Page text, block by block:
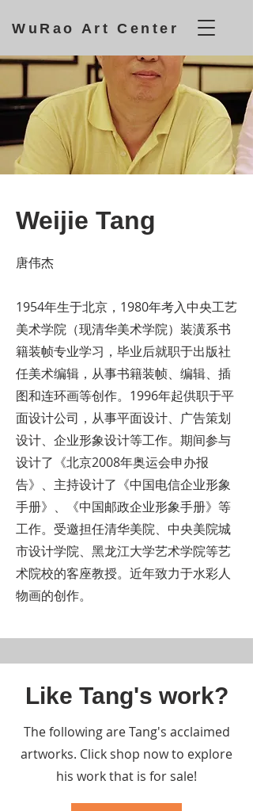
WuRao Art Center
Weijie Tang
唐伟杰
1954年生于北京，1980年考入中央工艺
美术学院（现清华美术学院）装潢系书
籍装帧专业学习，毕业后就职于出版社
任美术编辑，从事书籍装帧、编辑、插
图和连环画等创作。1996年起供职于平
面设计公司，从事平面设计、广告策划
设计、企业形象设计等工作。期间参与
设计了《北京2008年奥运会申办报
告》、主持设计了《中国电信企业形象
手册》、《中国邮政企业形象手册》等
工作。受邀担任清华美院、中央美院城
市设计学院、黑龙江大学艺术学院等艺
术院校的客座教授。近年致力于水彩人
物画的创作。
Like Tang's work?
The following are Tang's acclaimed
artworks. Click shop now to explore
his work that is for sale!